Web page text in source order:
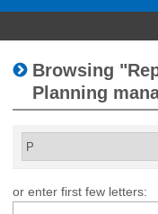
Browsing
Planning
or enter first few letters: